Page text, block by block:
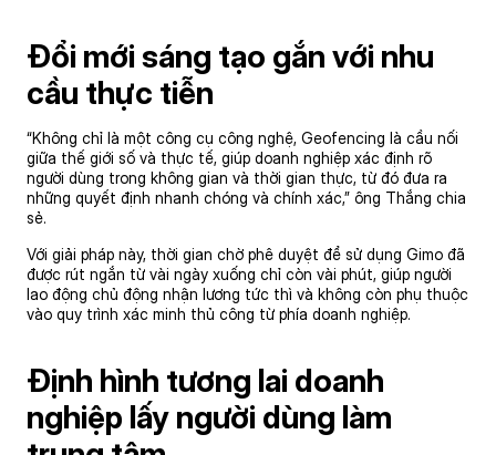
Đổi mới sáng tạo gắn với nhu
cầu thực tiễn
“Không chỉ là một công cụ công nghệ, Geofencing là cầu nối
giữa thế giới số và thực tế, giúp doanh nghiệp xác định rõ
người dùng trong không gian và thời gian thực, từ đó đưa ra
những quyết định nhanh chóng và chính xác,” ông Thắng chia
sẻ.
Với giải pháp này, thời gian chờ phê duyệt để sử dụng Gimo đã
được rút ngắn từ vài ngày xuống chỉ còn vài phút, giúp người
lao động chủ động nhận lương tức thì và không còn phụ thuộc
vào quy trình xác minh thủ công từ phía doanh nghiệp.
Định hình tương lai doanh
nghiệp lấy người dùng làm